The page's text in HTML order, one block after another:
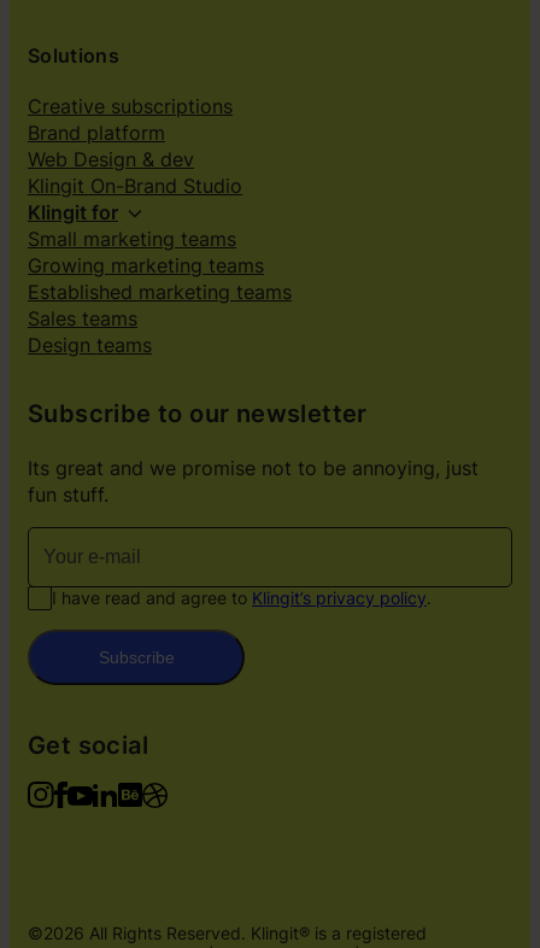
Solutions
Creative subscriptions
Brand platform
Web Design & dev
Klingit On-Brand Studio
Klingit for
Small marketing teams
Growing marketing teams
Established marketing teams
Sales teams
Design teams
Subscribe to our newsletter
Its great and we promise not to be annoying, just
fun stuff.
I have read and agree to Klingit’s privacy policy.
Subscribe
Get social
©2026 All Rights Reserved. Klingit® is a registered